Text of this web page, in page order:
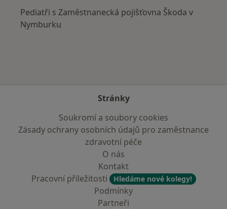
Pediatři s Zaměstnanecká pojišťovna Škoda v
Nymburku
Stránky
Soukromí a soubory cookies
Zásady ochrany osobních údajů pro zaměstnance
zdravotní péče
O nás
Kontakt
Pracovní příležitosti
Hledáme nové kolegy!
Podmínky
Partneři